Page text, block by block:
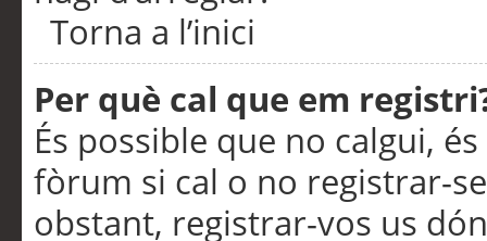
Torna a l’inici
Per què cal que em
És possible que no calgui,
fòrum si cal o no registrar-
obstant, registrar-vos us